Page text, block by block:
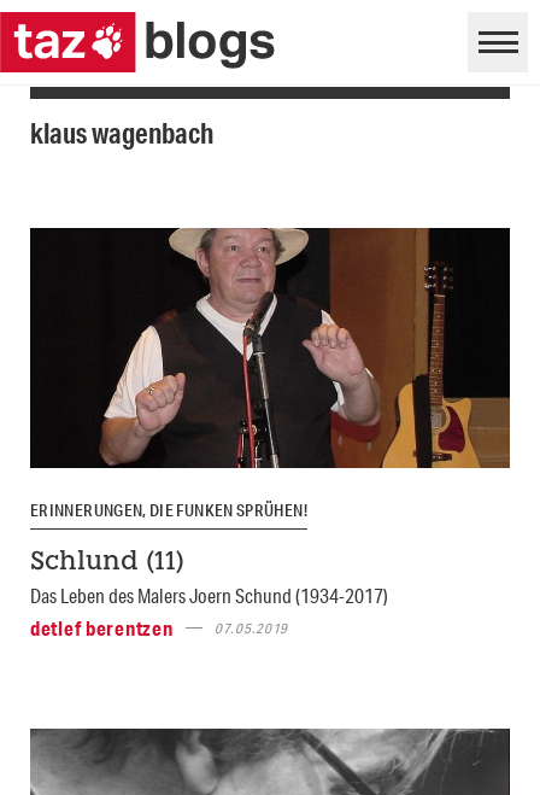
klaus wagenbach
ERINNERUNGEN, DIE FUNKEN SPRÜHEN!
Schlund (11)
Das Leben des Malers Joern Schund (1934-2017)
detlef berentzen
07.05.2019